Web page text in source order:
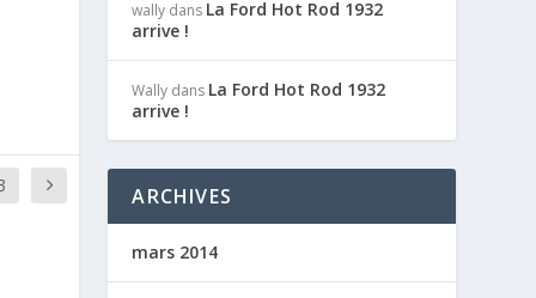
wally dans La Ford Hot Rod 1932
arrive !
Wally dans La Ford Hot Rod 1932
arrive !
ARCHIVES
mars 2014